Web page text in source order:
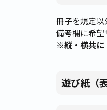
冊子を規定以
備考欄に希望
※縦・横共に
遊び紙（